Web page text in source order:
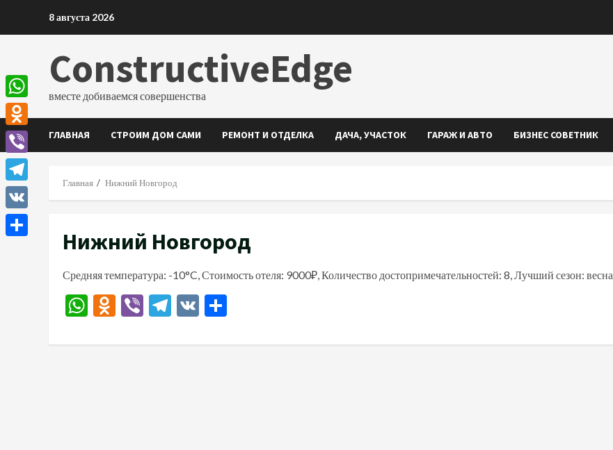
8 августа 2026
ConstructiveEdge
вместе добиваемся совершенства
ГЛАВНАЯ СТРОИМ ДОМ САМИ РЕМОНТ И ОТДЕЛКА ДАЧА, УЧАСТОК ГАРАЖ И АВТО БИЗНЕС СОВЕТНИК
Главная Нижний Новгород
Нижний Новгород
Средняя температура: -10°C, Стоимость отеля: 9000₽, Количество достопримечательностей: 8, Лучший сезон: весна
WhatsApp
Odnoklassniki
ViberTelegram
VK
WhatsApp
Odnoklassniki
Viber
Telegram
VK